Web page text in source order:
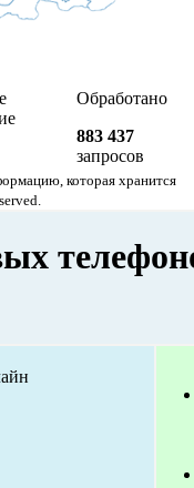
Обработано
883 437
запросов
которая хранится